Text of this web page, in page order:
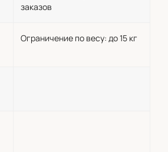
заказов
Ограничение по весу: до 15 кг